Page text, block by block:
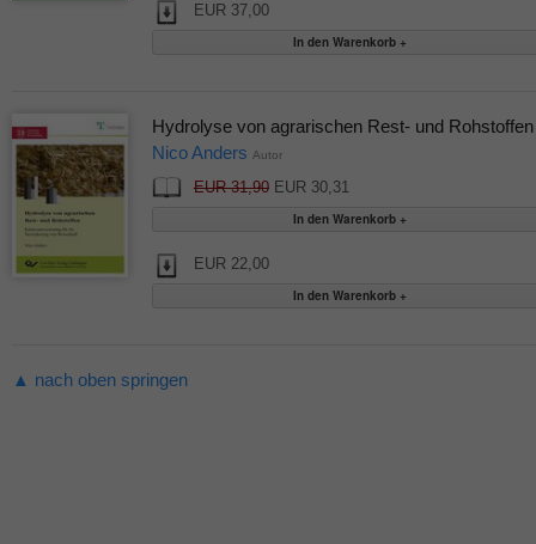
EUR 37,00
Hydrolyse von agrarischen Rest- und Rohstoffen
Nico Anders Autor
EUR 31,90EUR 30,31
EUR 22,00
▲ nach oben springen